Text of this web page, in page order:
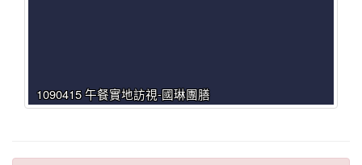
1090415 午餐實地訪視-國琳團膳